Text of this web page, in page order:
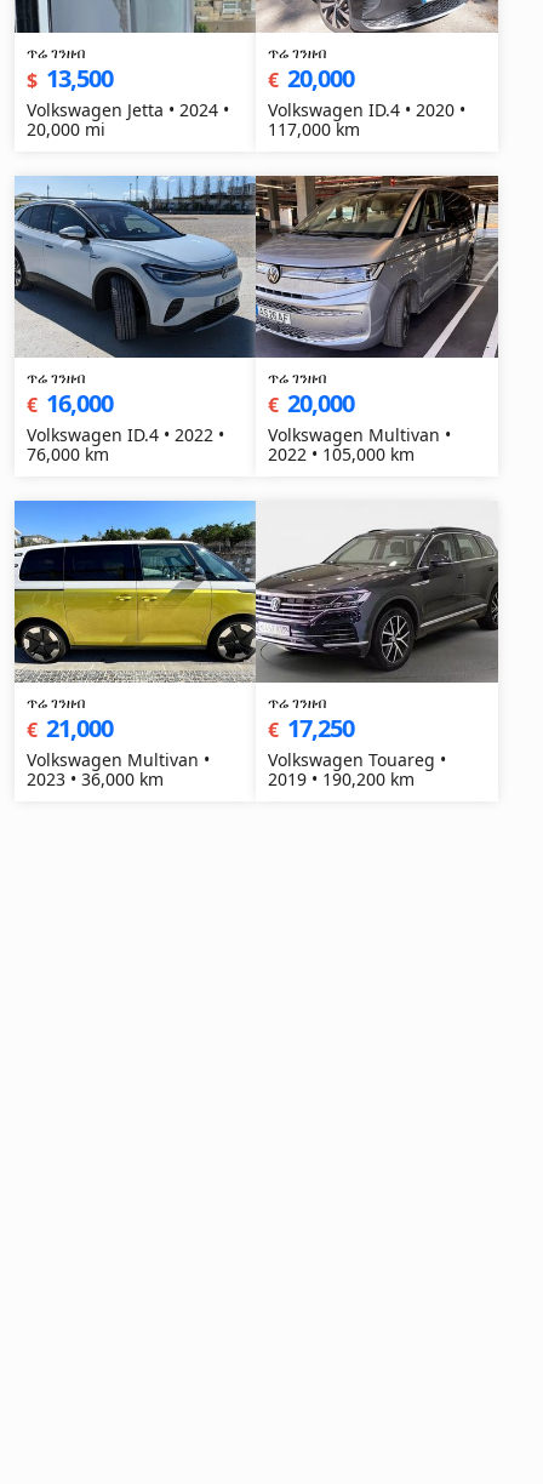
ጥሬ ገንዘብ
$ 13,500
Volkswagen Jetta • 2024 •
20,000 mi
ጥሬ ገንዘብ
€ 20,000
Volkswagen ID.4 • 2020 •
117,000 km
ጥሬ ገንዘብ
€ 16,000
Volkswagen ID.4 • 2022 •
76,000 km
ጥሬ ገንዘብ
€ 20,000
Volkswagen Multivan •
2022 • 105,000 km
ጥሬ ገንዘብ
€ 21,000
Volkswagen Multivan •
2023 • 36,000 km
ጥሬ ገንዘብ
€ 17,250
Volkswagen Touareg •
2019 • 190,200 km